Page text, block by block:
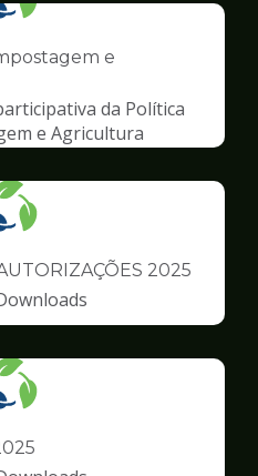
pagina
Meio
Ambiente
e
da Política
e Agricultura
Ilustração
pagina
Meio
2025
Ilustração
pagina